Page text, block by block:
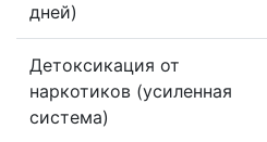
дней)
Детоксикация от
наркотиков (усиленная
система)